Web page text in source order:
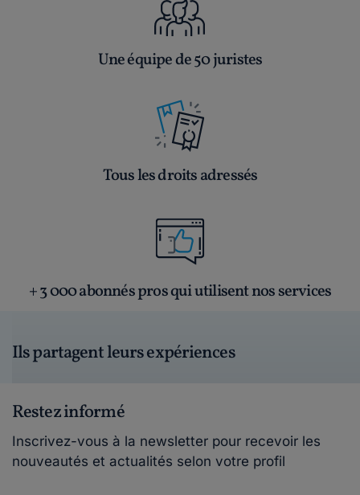
Une équipe de 50 juristes
Tous les droits adressés
+ 3 000 abonnés pros qui utilisent nos services
Ils partagent leurs expériences
Restez informé
Inscrivez-vous à la newsletter pour recevoir les
nouveautés et actualités selon votre profil